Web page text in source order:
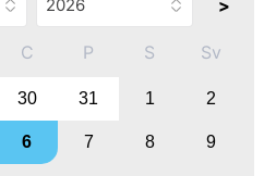
>
C P S Sv
30 31 1 2
6 7 8 9